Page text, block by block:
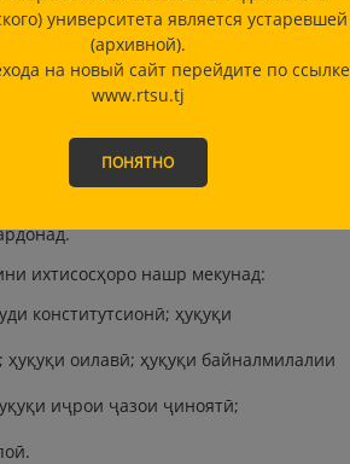
бисёрҷонибаи муфид ва
ҷомеаи илмӣ;
балки амалӣ дар доираи соҳаҳои
ҳуқуқии Ҷумҳурии Тоҷикистон ва
муколама ва табодули дониш байни
факултети ҳуқуқшиносии
ихтисосҳоро нашр мекунад:
конститутсионӣ; ҳуқуқи
оилавӣ; ҳуқуқи байналмилалии
иҷрои ҷазои ҷиноятӣ;
университета является устаревшей
(архивной).
на новый сайт перейдите по ссылке
www.rtsu.tj
ПОНЯТНО